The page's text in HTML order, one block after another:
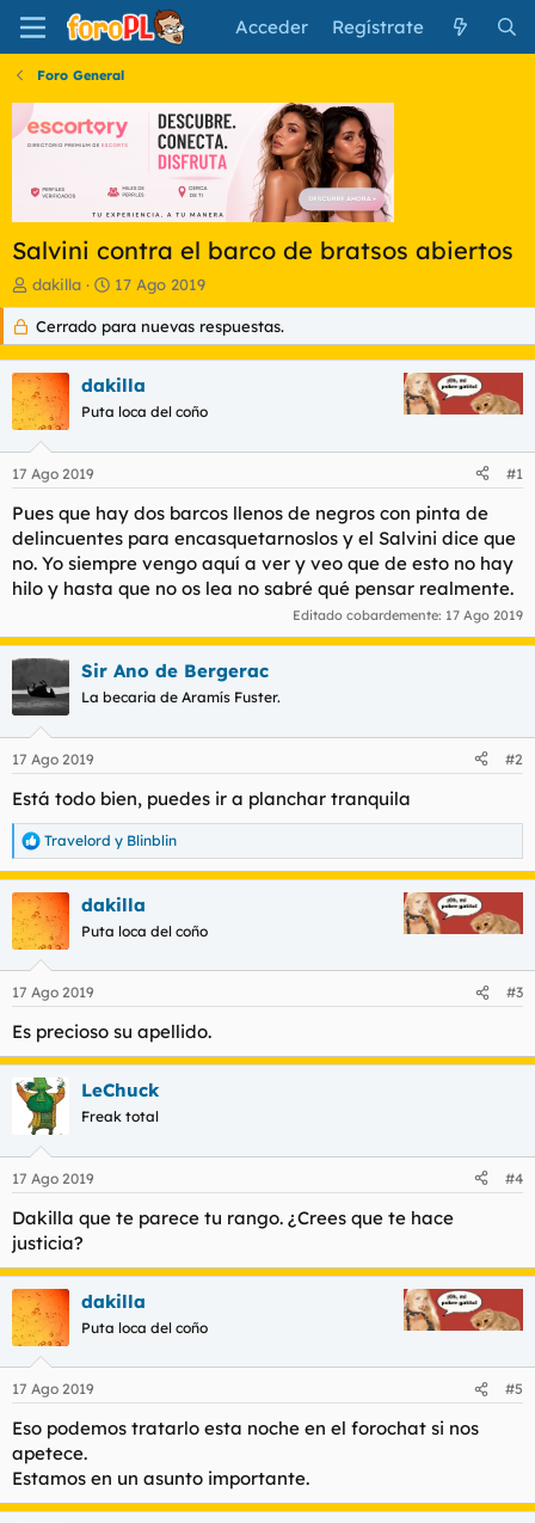
Acceder Regístrate
Foro General
Salvini contra el barco de bratsos abiertos
I
n
c
i
a
d
o
r
d
l
t
e
m
dakilla
F
e
c
h
d
e
n
i
o
17 Ago 2019
Cerrado para nuevas respuestas.
dakilla
Puta loca del coño
17 Ago 2019 #1
Pues que hay dos barcos llenos de negros con pinta de
delincuentes para encasquetarnoslos y el Salvini dice que
no. Yo siempre vengo aquí a ver y veo que de esto no hay
hilo y hasta que no os lea no sabré qué pensar realmente.
Editado cobardemente: 17 Ago 2019
Sir Ano de Bergerac
La becaria de Aramís Fuster.
17 Ago 2019 #2
Está todo bien, puedes ir a planchar tranquila
R
e
a
c
c
i
e
:
Travelord y Blinblin
dakilla
Puta loca del coño
17 Ago 2019 #3
Es precioso su apellido.
LeChuck
Freak total
17 Ago 2019 #4
Dakilla que te parece tu rango. ¿Crees que te hace
justicia?
dakilla
Puta loca del coño
17 Ago 2019 #5
Eso podemos tratarlo esta noche en el forochat si nos
apetece.
Estamos en un asunto importante.